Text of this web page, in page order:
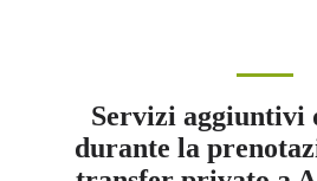
Servizi aggiuntivi
durante la